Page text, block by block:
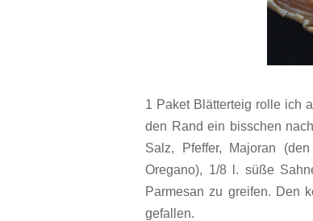
1 Paket Blätterteig rolle ich
den Rand ein bisschen
Salz, Pfeffer, Majoran
Oregano), 1/8 l. süße
Parmesan zu greifen. Den
gefallen.